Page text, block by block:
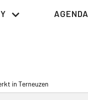
AGENDA
in Terneuzen